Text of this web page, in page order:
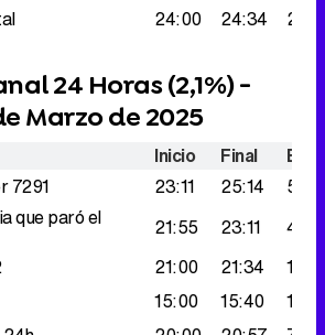
24:00 24:34
24 Horas (2,1%) -
Marzo de 2025
Inicio Final
7291 23:11 25:14
que paró el
21:55 23:11
21:00 21:34
15:00 15:40